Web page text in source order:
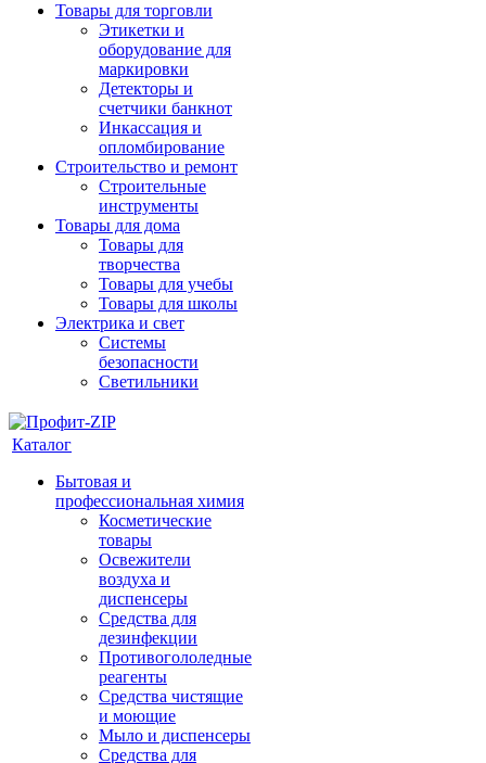
Товары для торговли
Этикетки и
оборудование для
маркировки
Детекторы и
счетчики банкнот
Инкассация и
опломбирование
Строительство и ремонт
Строительные
инструменты
Товары для дома
Товары для
творчества
Товары для учебы
Товары для школы
Электрика и свет
Системы
безопасности
Светильники
Каталог
Бытовая и
профессиональная химия
Косметические
товары
Освежители
воздуха и
диспенсеры
Средства для
дезинфекции
Противогололедные
реагенты
Средства чистящие
и моющие
Мыло и диспенсеры
Средства для